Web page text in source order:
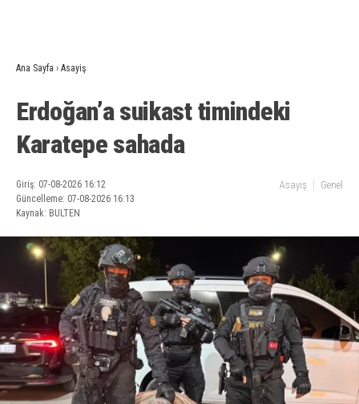
Ana Sayfa › Asayiş
Erdoğan’a suikast timindeki
Karatepe sahada
Giriş: 07-08-2026 16:12
Güncelleme: 07-08-2026 16:13
Kaynak: BULTEN
Asayiş Genel